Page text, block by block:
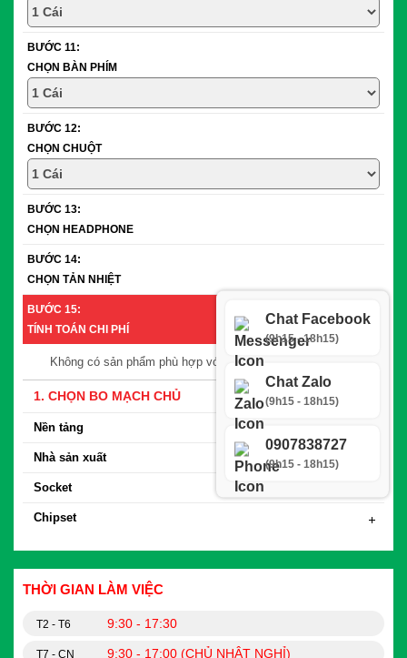
BƯỚC 11:
CHỌN BÀN PHÍM
BƯỚC 12:
CHỌN CHUỘT
BƯỚC 13:
CHỌN HEADPHONE
BƯỚC 14:
CHỌN TẢN NHIỆT
BƯỚC 15:
TÍNH TOÁN CHI PHÍ
Không có sản phẩm phù hợp với yêu cầu tìm kiếm
1. CHỌN BO MẠCH CHỦ
Nền tảng
Nhà sản xuất
Socket
Chipset
THỜI GIAN LÀM VIỆC
T2 - T6 9:30 - 17:30
T7 - CN 9:30 - 17:00 (CHỦ NHẬT NGHỈ)
Chat Facebook
(9h15 - 18h15)
Chat Zalo
(9h15 - 18h15)
0907838727
(9h15 - 18h15)